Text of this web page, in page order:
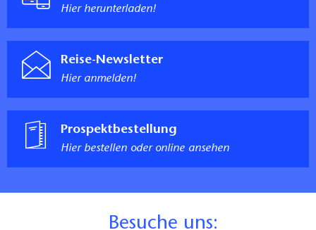
Hier herunterladen!
Reise-Newsletter
Hier anmelden!
Prospektbestellung
Hier bestellen oder online ansehen
Besuche uns: